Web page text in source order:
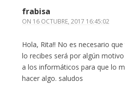
frabisa
ON 16 OCTUBRE, 2017 16:45:02
Hola, Rita!! No es necesario
lo recibes será por algún
a los informáticos para que lo
hacer algo. saludos